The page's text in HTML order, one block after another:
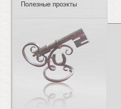
Полезные проэкты